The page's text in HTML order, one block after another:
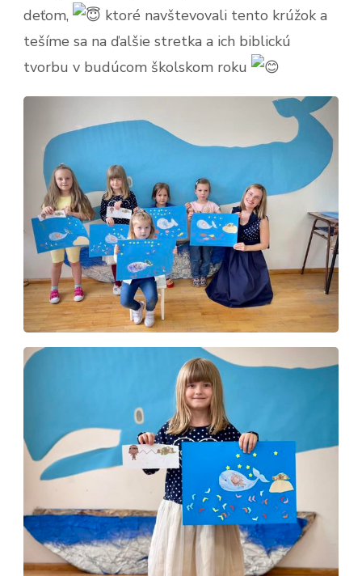
deťom,
ktoré navštevovali tento krúžok a
tešíme sa na ďalšie stretka a ich biblickú
tvorbu v budúcom školskom roku